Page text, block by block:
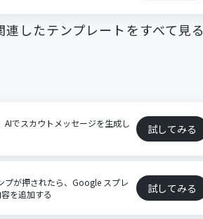
連したテンプレートをすべて見る
でスカウトメッセージを生成し 試してみる
プが押されたら、Google スプレ
を追加する
試してみる